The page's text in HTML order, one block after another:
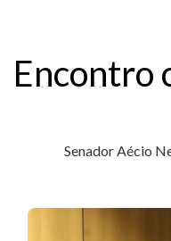
Encontro
Senador Aécio